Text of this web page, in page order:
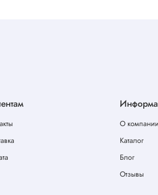
О компании
Каталог
Блог
Отзывы